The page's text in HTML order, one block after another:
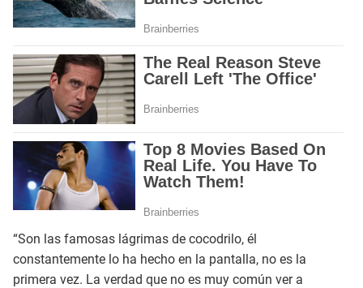
“Son las famosas lágrimas de cocodrilo, él
constantemente lo ha hecho en la pantalla, no es la
primera vez. La verdad que no es muy común ver a